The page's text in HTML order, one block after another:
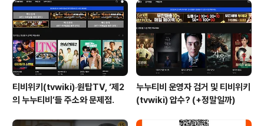
티비위키(tvwiki)‧원탑TV, ‘제2
의 누누티비’들 주소와 문제점.
누누티비 운영자 검거 및 티비위키
(tvwiki) 압수? (+정말일까)